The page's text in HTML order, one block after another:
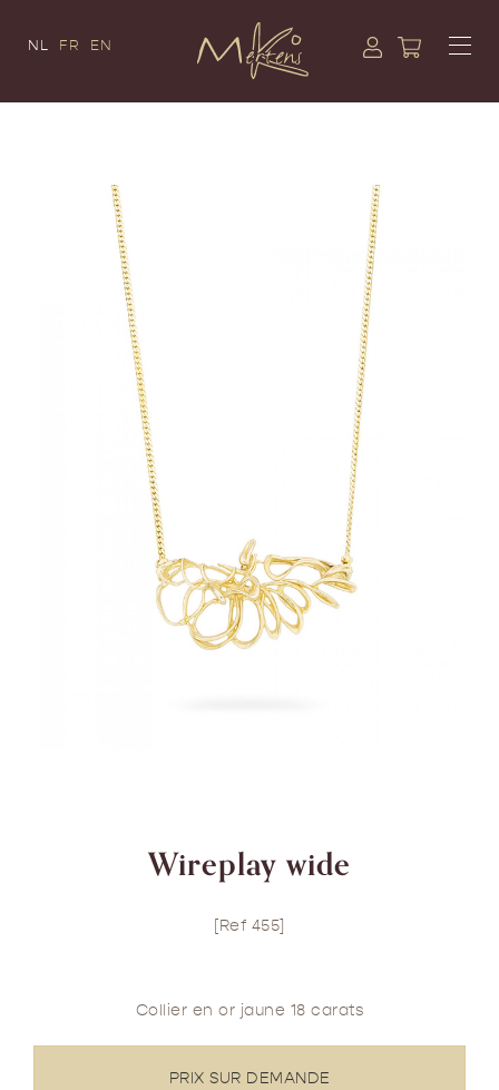
NL FR EN
Wireplay wide
[Ref 455]
Collier en or jaune 18 carats
PRIX SUR DEMANDE